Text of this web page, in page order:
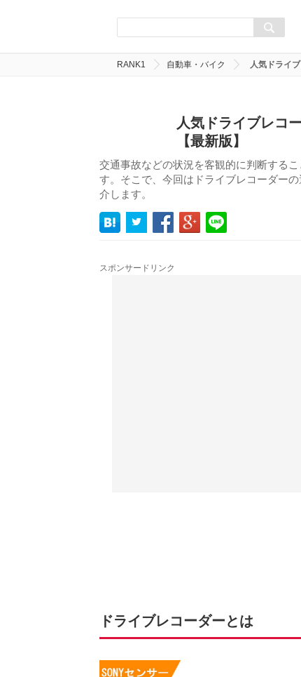
RANK1 自動車・バイク 人気ドライ
人気ドライブレコ
【最新版】
交通事故などの状況を客観的に判断する
す。そこで、今回はドライブレコーダー
介します。
スポンサードリンク
ドライブレコーダーとは